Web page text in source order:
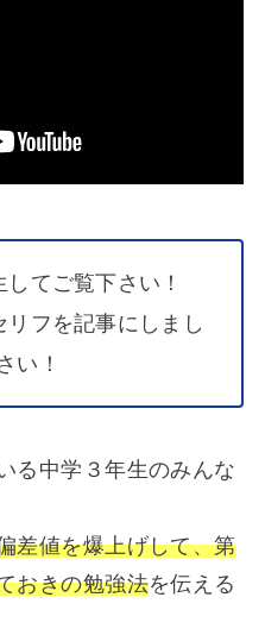
てご覧下さい！
フを記事にしまし
い！
る中学３年生のみんな
差値を爆上げして、第
おきの勉強法を伝える